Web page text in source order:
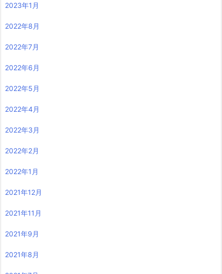
2023年1月
2022年8月
2022年7月
2022年6月
2022年5月
2022年4月
2022年3月
2022年2月
2022年1月
2021年12月
2021年11月
2021年9月
2021年8月